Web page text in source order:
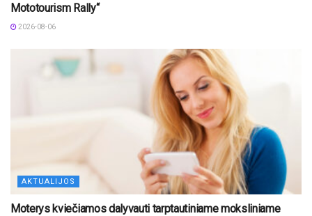
Mototourism Rally“
2026-08-06
AKTUALIJOS
Moterys kviečiamos dalyvauti tarptautiniame moksliniame